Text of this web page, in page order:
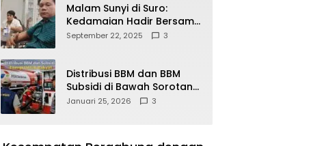
Malam Sunyi di Suro:
Kedamaian Hadir Bersama
Secangkir Kopi Hangat
September 22, 2025 3
Distribusi BBM dan BBM
Subsidi di Bawah Sorotan
Publik: Antara Kepentingan
Januari 25, 2026 3